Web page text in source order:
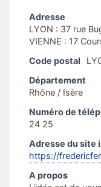
Adresse
LYON : 37 rue
VIENNE : 17
Code postal
Département
Rhône / Isère
Numéro de
24 25
Adresse du site
https://
A propos